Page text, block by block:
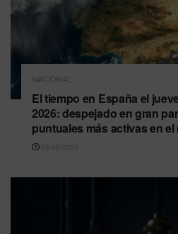
NACIONAL
El tiempo en España el
2026: despejado en gran
puntuales más activas en
06/08/2026